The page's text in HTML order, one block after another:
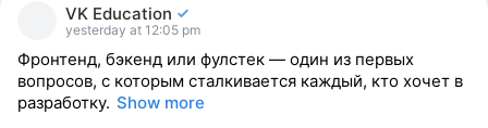
VK Education
yesterday at 12:05 pm
Фронтенд, бэкенд или фулстек — один из первых
вопросов, с которым сталкивается каждый, кто хочет в
разработку. Show more